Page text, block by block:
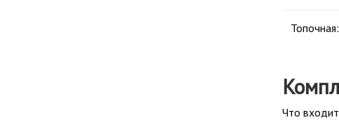
Топочная:
Что